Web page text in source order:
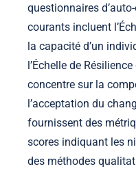
questionnaires
courants incluent
la capacité d’un
l’Échelle de
concentre sur la
l’acceptation du
fournissent des
scores indiquant les
des méthodes